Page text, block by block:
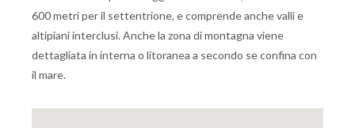
600 metri per il settentrione, e comprende anche valli e
altipiani interclusi. Anche la zona di montagna viene
dettagliata in interna o litoranea a secondo se confina con
il mare.